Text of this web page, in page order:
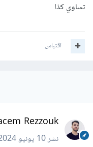
تساوي كذا
اقتباس
Rezzouk
نشر10 يونيو 2024